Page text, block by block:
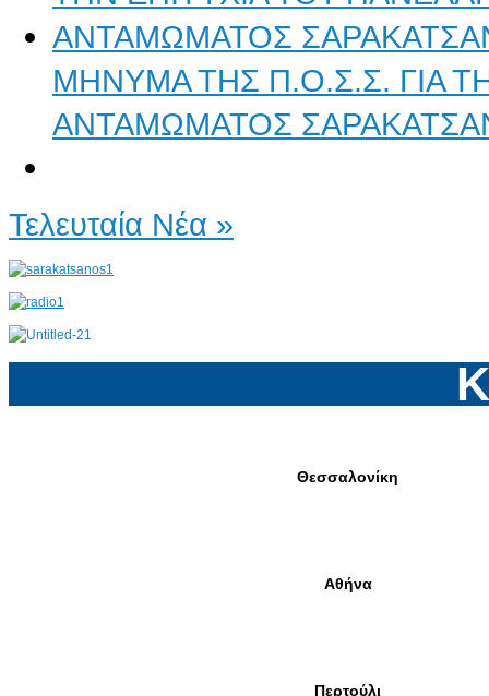
ΜΗΝΥΜΑ ΤΗΣ Π.Ο.Σ.Σ. ΓΙΑ
ΑΝΤΑΜΩΜΑΤΟΣ
Τελευταία Νέα »